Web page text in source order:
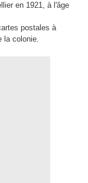
en 1921, à l'âge
postales à
la colonie.